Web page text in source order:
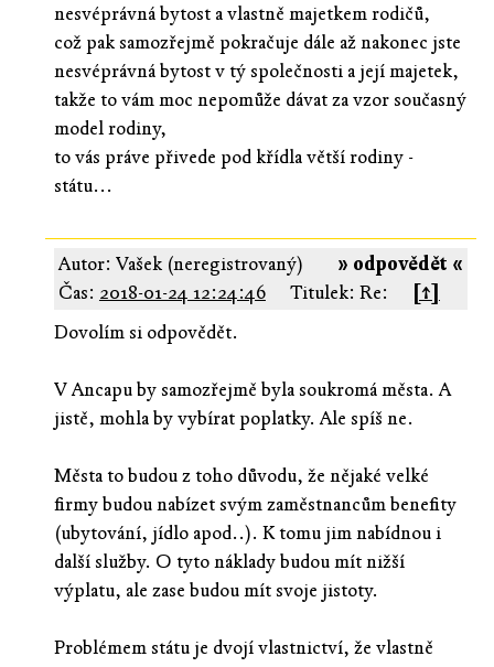
nesvéprávná bytost a vlastně majetkem rodičů,
což pak samozřejmě pokračuje dále až nakonec jste
nesvéprávná bytost v tý společnosti a její majetek,
takže to vám moc nepomůže dávat za vzor současný
model rodiny,
to vás práve přivede pod křídla větší rodiny -
státu...
» odpovědět «
Autor: Vašek (neregistrovaný)
Čas: 2018-01-24 12:24:46 Titulek: Re:
[↑]
Dovolím si odpovědět.
V Ancapu by samozřejmě byla soukromá města. A
jistě, mohla by vybírat poplatky. Ale spíš ne.
Města to budou z toho důvodu, že nějaké velké
firmy budou nabízet svým zaměstnancům benefity
(ubytování, jídlo apod..). K tomu jim nabídnou i
další služby. O tyto náklady budou mít nižší
výplatu, ale zase budou mít svoje jistoty.
Problémem státu je dvojí vlastnictví, že vlastně